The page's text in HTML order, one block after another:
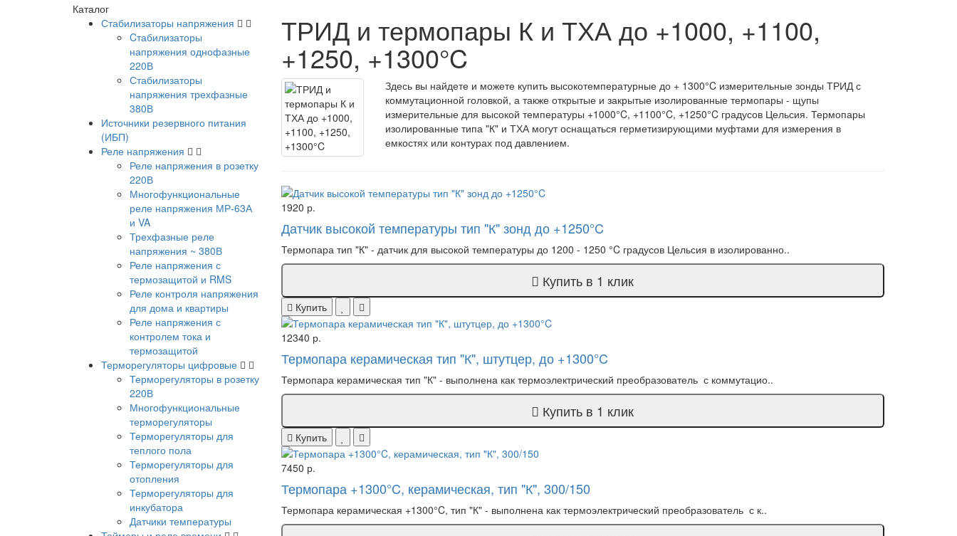
Каталог
Стабилизаторы напряжения
Cтабилизаторы
напряжения однофазные
220В
Стабилизаторы
напряжения трехфазные
380В
Источники резервного питания
(ИБП)
Реле напряжения
Реле напряжения в розетку
220В
Многофункциональные
реле напряжения МР-63А
и VA
Трехфазные реле
напряжения ~ 380В
Реле напряжения с
термозащитой и RMS
Реле контроля напряжения
для дома и квартиры
Реле напряжения с
контролем тока и
термозащитой
Терморегуляторы цифровые
Терморегуляторы в розетку
220В
Многофункциональные
терморегуляторы
Терморегуляторы для
теплого пола
Терморегуляторы для
отопления
Терморегуляторы для
инкубатора
Датчики температуры
ТРИД и термопары К и ТХА до +1000, +1100,
+1250, +1300°C
Здесь вы найдете и можете купить высокотемпературные до + 1300°C измерительные зонды ТРИД с
коммутационной головкой, а также открытые и закрытые изолированные термопары - щупы
измерительные для высокой температуры +1000°C, +1100°C, +1250°C градусов Цельсия. Термопары
изолированные типа "К" и ТХА могут оснащаться герметизирующими муфтами для измерения в
емкостях или контурах под давлением.
1920 р.
Датчик высокой температуры тип "К" зонд до +1250°C
Термопара тип "К" - датчик для высокой температуры до 1200 - 1250 °C градусов Цельсия в изолированно..
Купить в 1 клик
Купить
12340 р.
Термопара керамическая тип "К", штутцер, до +1300°C
Термопара керамическая тип "К" - выполнена как термоэлектрический преобразователь с коммутацио..
Купить в 1 клик
Купить
7450 р.
Термопара +1300°C, керамическая, тип "К", 300/150
Термопара керамическая +1300°C, тип "К" - выполнена как термоэлектрический преобразователь с к..